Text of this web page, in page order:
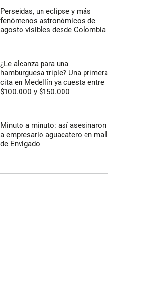
Perseidas, un eclipse y más
fenómenos astronómicos de
agosto visibles desde Colombia
¿Le alcanza para una
hamburguesa triple? Una primera
cita en Medellín ya cuesta entre
$100.000 y $150.000
Minuto a minuto: así asesinaron
a empresario aguacatero en mall
de Envigado